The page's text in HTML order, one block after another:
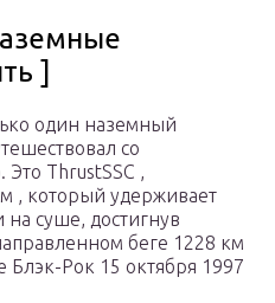
]
один наземный
со
Это ThrustSSC ,
, который удерживает
суше, достигнув
беге 1228 км
Блэк-Рок 15 октября 1997